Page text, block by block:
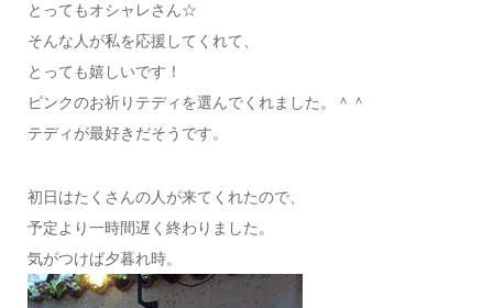
とってもオシャレさん☆
そんな人が私を応援してくれて、
とっても嬉しいです！
ピンクのお祈りテディを選んでくれました。＾＾
テディが最好きだそうです。
初日はたくさんの人が来てくれたので、
予定より一時間遅く終わりました。
気がつけば夕暮れ時。